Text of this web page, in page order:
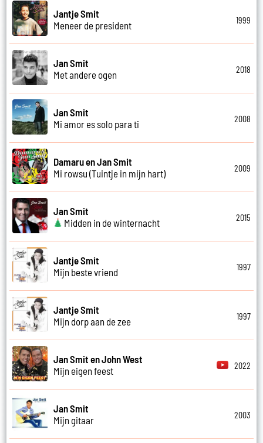
Jantje Smit
Meneer de president
1999
Jan Smit
Met andere ogen
2018
Jan Smit
Mi amor es solo para ti
2008
Damaru en Jan Smit
Mi rowsu (Tuintje in mijn hart)
2009
Jan Smit
Midden in de winternacht
2015
Jantje Smit
Mijn beste vriend
1997
Jantje Smit
Mijn dorp aan de zee
1997
Jan Smit en John West
Mijn eigen feest
2022
Jan Smit
Mijn gitaar
2003